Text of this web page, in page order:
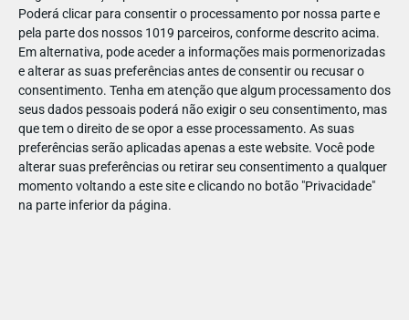
Poderá clicar para consentir o processamento por nossa parte e
pela parte dos nossos 1019 parceiros, conforme descrito acima.
Em alternativa, pode aceder a informações mais pormenorizadas
e alterar as suas preferências antes de consentir ou recusar o
consentimento. Tenha em atenção que algum processamento dos
seus dados pessoais poderá não exigir o seu consentimento, mas
que tem o direito de se opor a esse processamento. As suas
preferências serão aplicadas apenas a este website. Você pode
alterar suas preferências ou retirar seu consentimento a qualquer
momento voltando a este site e clicando no botão "Privacidade"
na parte inferior da página.
23
70133358248730